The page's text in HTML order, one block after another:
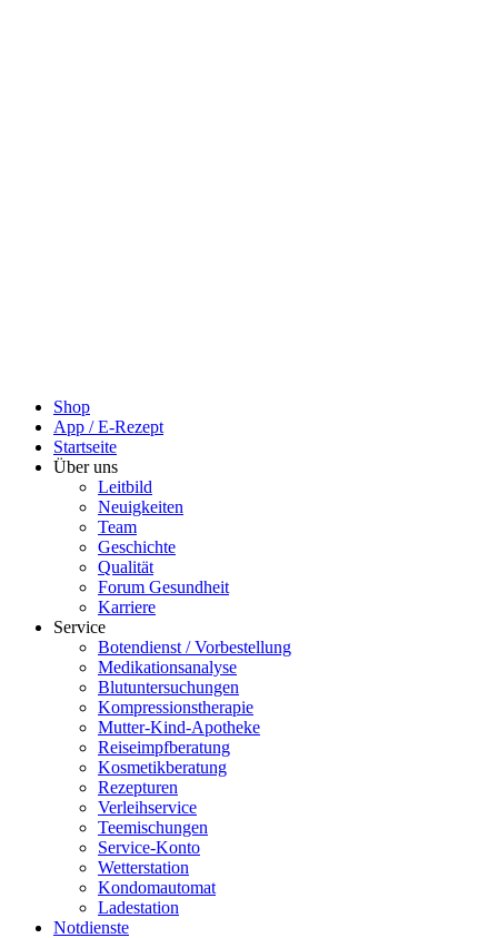
Shop
App / E-Rezept
Startseite
Über uns
Leitbild
Neuigkeiten
Team
Geschichte
Qualität
Forum Gesundheit
Karriere
Service
Botendienst / Vorbestellung
Medikationsanalyse
Blutuntersuchungen
Kompressionstherapie
Mutter-Kind-Apotheke
Reiseimpfberatung
Kosmetikberatung
Rezepturen
Verleihservice
Teemischungen
Service-Konto
Wetterstation
Kondomautomat
Ladestation
Notdienste